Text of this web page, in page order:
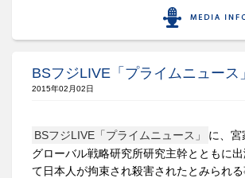
BSフジLIVE「プライムニュース
2015年02月02日
BSフジLIVE 「プライムニュース」
に、宮
グローバル戦略研究所研究主幹とともに出
て日本人が拘束され殺害されたとみられる